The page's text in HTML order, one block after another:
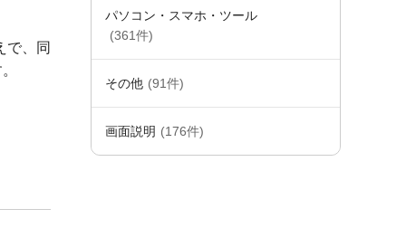
パソコン・スマホ・ツール
(361件)
その他 (91件)
画面説明 (176件)
で、同